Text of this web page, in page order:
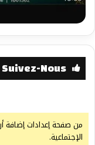
Suivez-Nous
من صفحة إعدادات إضافة
الإجتماعية.